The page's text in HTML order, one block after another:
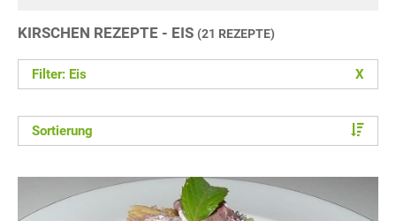
KIRSCHEN REZEPTE - EIS (21 REZEPTE)
Filter: Eis X
Sortierung